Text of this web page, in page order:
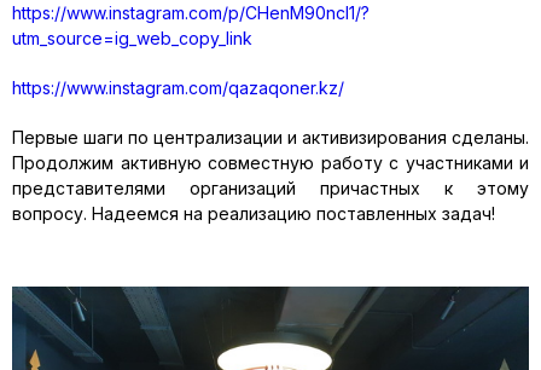
https://www.instagram.com/p/CHenM90ncI1/?
utm_source=ig_web_copy_link
https://www.instagram.com/qazaqoner.kz/
Первые шаги по централизации и активизирования сделаны.
Продолжим активную совместную работу с участниками и
представителями организаций причастных к этому
вопросу. Надеемся на реализацию поставленных задач!